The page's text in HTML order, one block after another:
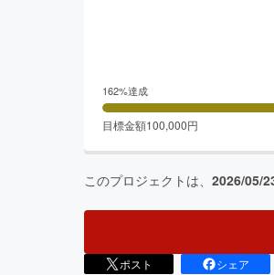
162%達成
目標金額100,000円
このプロジェクトは、 2026/05/
ポスト シェア